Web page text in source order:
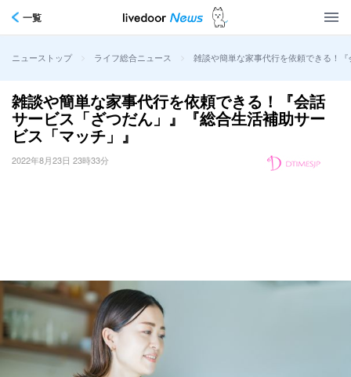
一覧
ニューストップ > ライフ総合ニュース > 雑談や簡単な家事代行を依頼できる！
雑談や簡単な家事代行を依頼できる！『会話
サービス「ざつだん」』『総合生活補助サー
ビス「マッチ」』
2022年8月23日 23時33分